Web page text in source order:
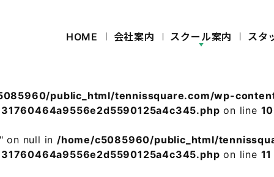
HOME 会社案内 スクール案内 スタ
public_html/tennissquare.com/wp-
on line 10
on null in/home/c5085960/public_html/
on line 11